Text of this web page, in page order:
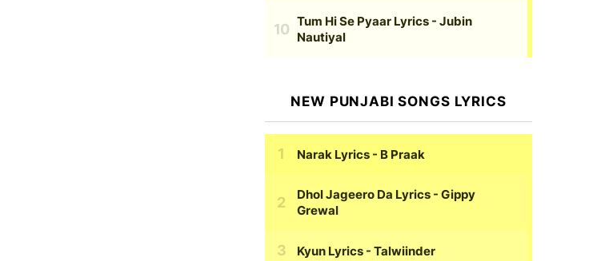
Tum Hi Se Pyaar Lyrics - Jubin
Nautiyal
NEW PUNJABI SONGS LYRICS
Narak Lyrics - B Praak
Dhol Jageero Da Lyrics - Gippy
Grewal
Kyun Lyrics - Talwiinder